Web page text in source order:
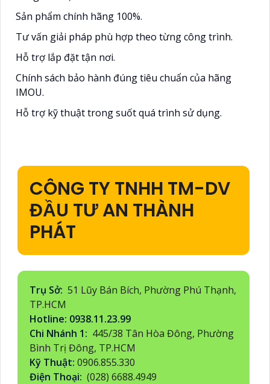
Sản phẩm chính hãng 100%.
Tư vấn giải pháp phù hợp theo từng công trình.
Hỗ trợ lắp đặt tận nơi.
Chính sách bảo hành đúng tiêu chuẩn của hãng
IMOU.
Hỗ trợ kỹ thuật trong suốt quá trình sử dụng.
CÔNG TY TNHH TM-DV
ĐẦU TƯ AN THÀNH
PHÁT
Trụ Sở: 51 Lũy Bán Bích, Phường Phú Thạnh,
TP.HCM
Hotline: 0938.11.23.99
Chi Nhánh 1: 445/38 Tân Hòa Đông, Phường
Bình Trị Đông, TP.HCM
Kỹ Thuật: 0906.855.330
Điện Thoại: (028) 6688.4949